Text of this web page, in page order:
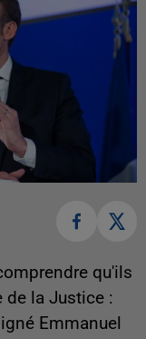
qu'ils
de la Justice :
Emmanuel